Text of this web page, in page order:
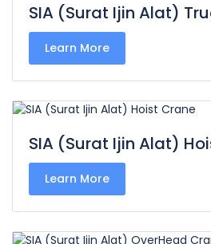
SIA (Surat Ijin Alat)
Learn More
SIA (Surat Ijin Alat)
Learn More